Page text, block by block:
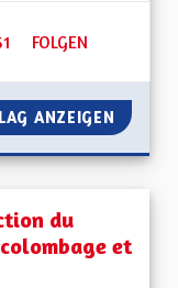
51 FOLLOWER
FOLGEN
TAXER LES POIDS-
ANZEIGEN TAXER
du
et